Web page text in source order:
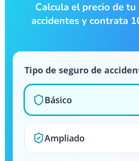
Calcula el precio de
accidentes y contrata
Tipo de seguro de
Básico
Ampliado